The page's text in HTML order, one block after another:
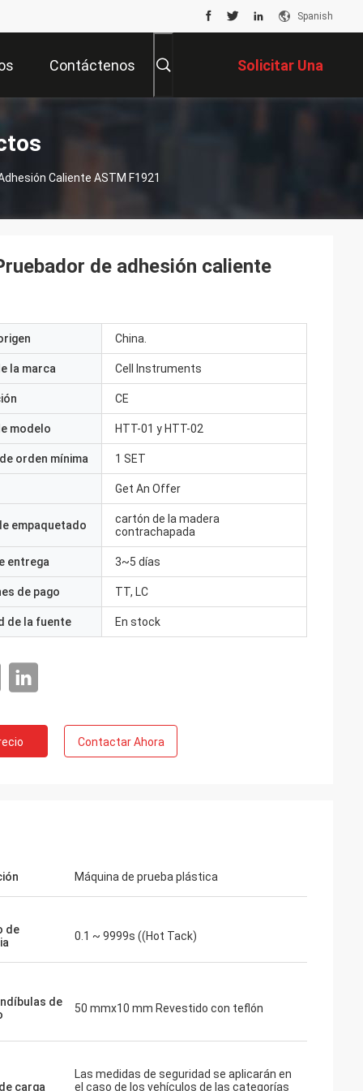
Spanish
Contáctenos Solicitar Una
Cotización
Caliente ASTM F1921
de adhesión caliente
China.
la marca Cell Instruments
CE
modelo HTT-01 y HTT-02
orden mínima 1 SET
Get An Offer
empaquetado
cartón de la madera
contrachapada
entrega 3~5 días
de pago TT, LC
de la fuente En stock
Contactar Ahora
Máquina de prueba plástica
de
0.1 ~ 9999s ((Hot Tack)
de
50 mmx10 mm Revestido con teflón
carga
Las medidas de seguridad se aplicarán en
el caso de los vehículos de las categorías